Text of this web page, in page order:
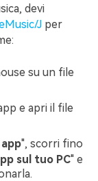
devi
J per
su un file
e apri il file
", scorri fino
sul tuo PC" e